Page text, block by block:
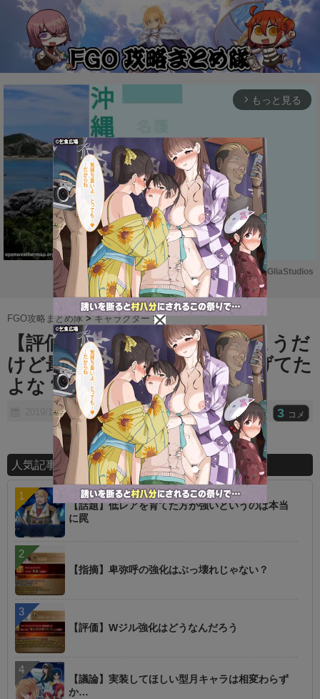
arrow_forward_ios もっと見る
M
u
t
e
Powered by GliaStudios
FGO攻略まとめ隊 >キャラクター >
【評価】でち公散々な言われようだ
けど最初お前らかなり持ち上げてた
よな？ｗ
2019/12/30 3 コメ
人気記事ランキング
【話題】低レアを育てた方が強いというのは本当
に罠
【指摘】卑弥呼の強化はぶっ壊れじゃない？
【評価】Wジル強化はどうなんだろう
【議論】実装してほしい型月キャラは相変わらず
か…